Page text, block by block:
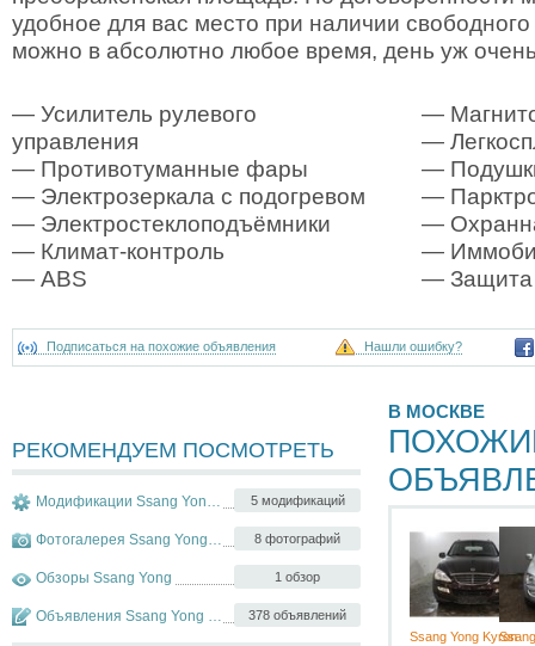
удобное для вас место при наличии
можно в абсолютно любое время, день уж
— Усилитель рулевого
управления
— Противотуманные фары
— Электрозеркала с подогревом
— Электростеклоподъёмники
— Климат-контроль
— ABS
—
—
—
—
—
—
— Защита
Подписаться на похожие объявления Нашли ошибку?
РЕКОМЕНДУЕМ ПОСМОТРЕТЬ
5 модификаций
Модификации Ssang Yong Kyron
8 фотографий
Фотогалерея Ssang Yong Kyron
1 обзор
Обзоры Ssang Yong
378 объявлений
Объявления Ssang Yong Kyron
В МОСКВЕ
Ssang Yong Kyron